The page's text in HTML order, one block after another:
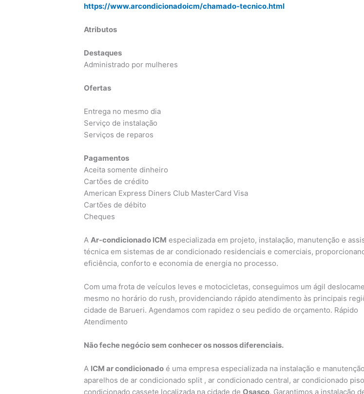
https://www.arcondicionadoicm/chamado-tecnico.html
Atributos
Destaques
Administrado por mulheres
Ofertas
Entrega no mesmo dia
Serviço de instalação
Serviços de reparos
Pagamentos
Aceita somente dinheiro
Cartões de crédito
American Express Diners Club MasterCard Visa
Cartões de débito
Cheques
AAr-condicionado ICM especializada em projeto, instalação, manutenção e
técnica em sistemas de ar condicionado residenciais e comerciais,
eficiência, conforto e economia de energia no processo.
Com uma frota de veículos leves e motocicletas, conseguimos um ágil
mesmo no horário do rush, providenciando rápido atendimento às principais
cidade de Barueri. Agendamos com rapidez o seu pedido de orçamento. Rápido
Atendimento
Não feche negócio sem conhecer os nossos diferenciais.
A ICM ar condicionado é uma empresa especializada na instalação e
aparelhos de ar condicionado split , ar condicionado central, ar condicionado
condicionado cassete localizada na cidade deOsasco. Garantimos a instalação